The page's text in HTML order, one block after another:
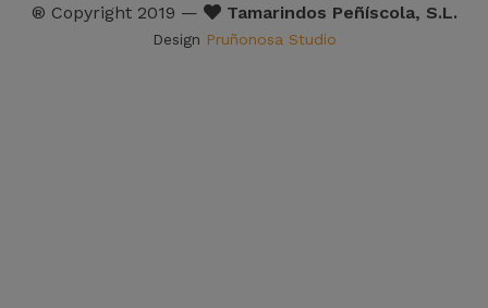
® Copyright 2019 — Tamarindos Peñíscola, S.L.
Design Pruñonosa Studio